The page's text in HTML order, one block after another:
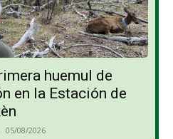
huemul de
en la Estación de
- 05/08/2026